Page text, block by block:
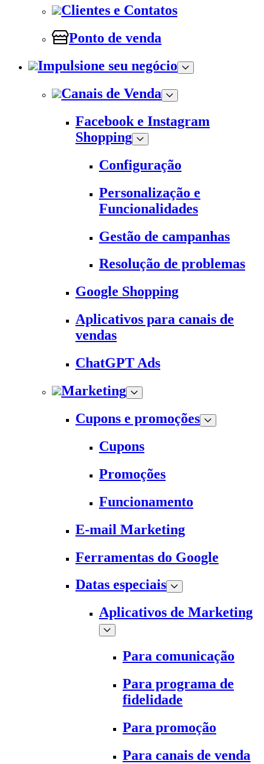
Clientes e Contatos
Ponto de venda
Impulsione seu negócio
Canais de Venda
Facebook e Instagram
Shopping
Configuração
Personalização e
Funcionalidades
Gestão de campanhas
Resolução de problemas
Google Shopping
Aplicativos para canais de
vendas
ChatGPT Ads
Marketing
Cupons e promoções
Cupons
Promoções
Funcionamento
E-mail Marketing
Ferramentas do Google
Datas especiais
Aplicativos de Marketing
Para comunicação
Para programa de
fidelidade
Para promoção
Para canais de venda